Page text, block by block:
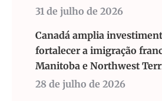
31 de julho de 2026
Canadá amplia
fortalecer a imigração
Manitoba e Northwest
28 de julho de 2026